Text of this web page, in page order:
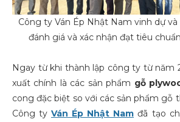
Công ty Ván Ép Nhật Nam vinh dự
đánh giá và xác nhận đạt tiêu
Ngay từ khi thành lập công ty từ năm
xuất chính là các sản phẩm gỗ
cong đặc biệt so với các sản phẩm gỗ
Công ty Ván Ép Nhật Nam đã tạo